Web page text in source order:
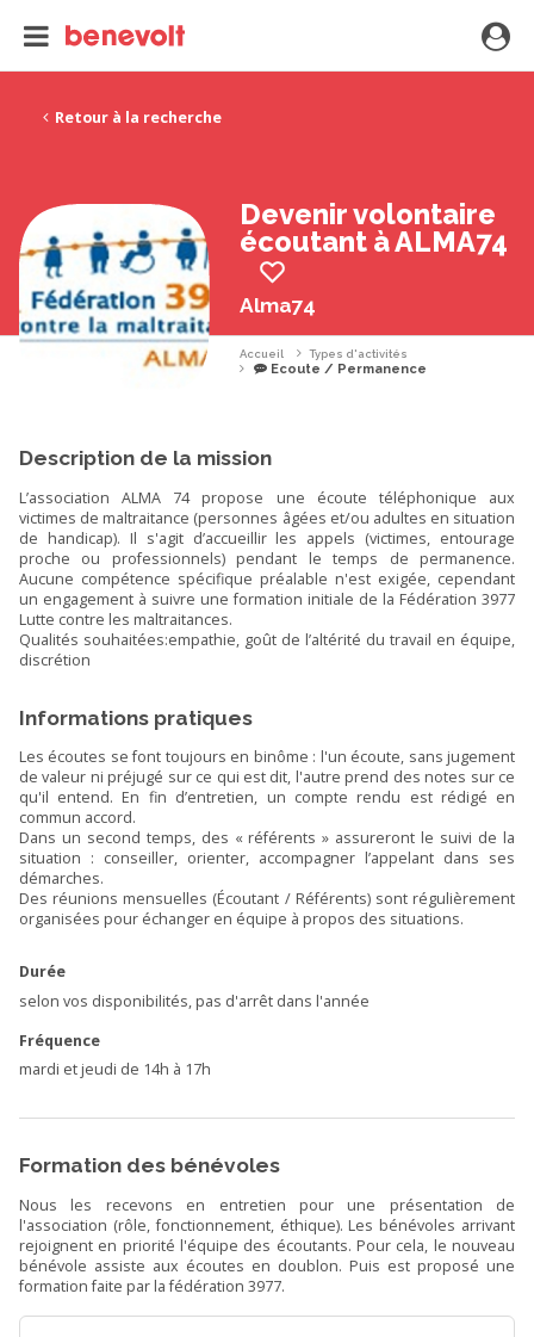
Retour à la recherche
Devenir volontaire
écoutant à ALMA74
Alma74
Accueil Types d'activités
Ecoute / Permanence
Description de la mission
L’association ALMA 74 propose une écoute téléphonique aux
victimes de maltraitance (personnes âgées et/ou adultes en situation
de handicap). Il s'agit d’accueillir les appels (victimes, entourage
proche ou professionnels) pendant le temps de permanence.
Aucune compétence spécifique préalable n'est exigée, cependant
un engagement à suivre une formation initiale de la Fédération 3977
Lutte contre les maltraitances.
Qualités souhaitées:empathie, goût de l’altérité du travail en équipe,
discrétion
Informations pratiques
Les écoutes se font toujours en binôme : l'un écoute, sans jugement
de valeur ni préjugé sur ce qui est dit, l'autre prend des notes sur ce
qu'il entend. En fin d’entretien, un compte rendu est rédigé en
commun accord.
Dans un second temps, des « référents » assureront le suivi de la
situation : conseiller, orienter, accompagner l’appelant dans ses
démarches.
Des réunions mensuelles (Écoutant / Référents) sont régulièrement
organisées pour échanger en équipe à propos des situations.
Durée
selon vos disponibilités, pas d'arrêt dans l'année
Fréquence
mardi et jeudi de 14h à 17h
Formation des bénévoles
Nous les recevons en entretien pour une présentation de
l'association (rôle, fonctionnement, éthique). Les bénévoles arrivant
rejoignent en priorité l'équipe des écoutants. Pour cela, le nouveau
bénévole assiste aux écoutes en doublon. Puis est proposé une
formation faite par la fédération 3977.